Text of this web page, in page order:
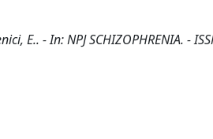
E.. - In: NPJ SCHIZOPHRENIA. -